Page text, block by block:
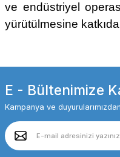
ve endüstriyel
yürütülmesine
E - Bültenimize
Kampanya ve